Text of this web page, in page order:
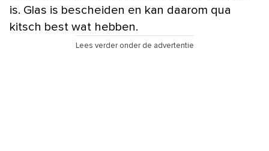
is. Glas is bescheiden en kan daarom qua
kitsch best wat hebben.
Lees verder onder de advertentie